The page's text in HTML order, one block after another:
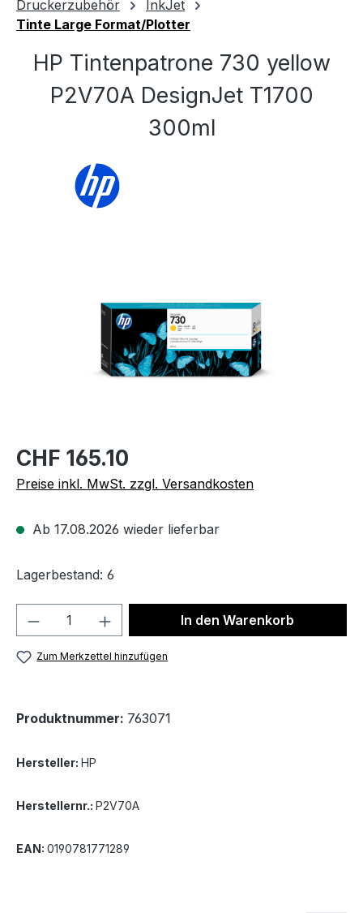
Druckerzubehör
InkJet
Tinte Large Format/Plotter
HP Tintenpatrone 730 yellow
P2V70A DesignJet T1700
300ml
CHF 165.10
Preise inkl. MwSt. zzgl. Versandkosten
Ab 17.08.2026 wieder lieferbar
Lagerbestand: 6
Produkt Anzahl: Gib denIn den Warenkorb
Zum Merkzettel hinzufügen
Produktnummer: 763071
Hersteller: HP
Herstellernr.: P2V70A
EAN: 0190781771289